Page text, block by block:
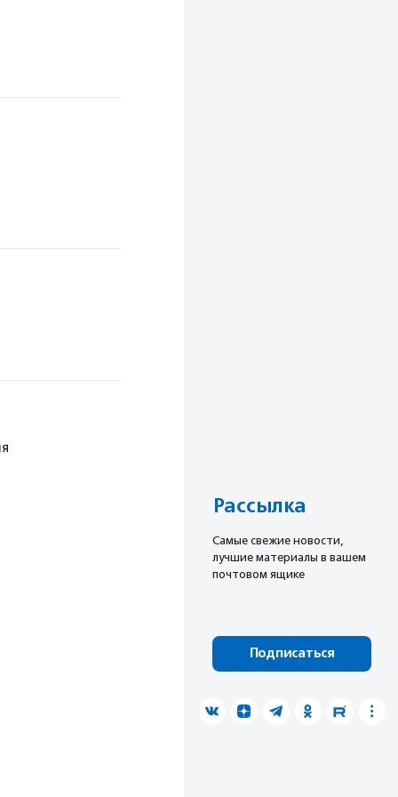
Рассылка
Cамые свежие новости,
лучшие материалы в вашем
почтовом ящике
Подписаться